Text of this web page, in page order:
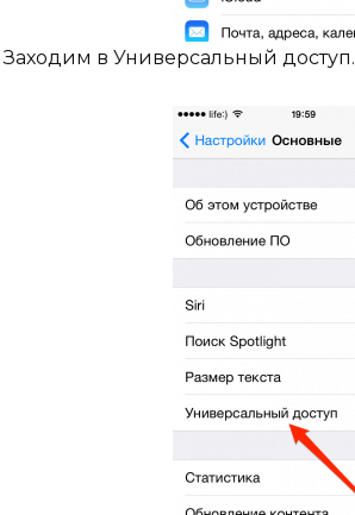
Заходим в Универсальный доступ.